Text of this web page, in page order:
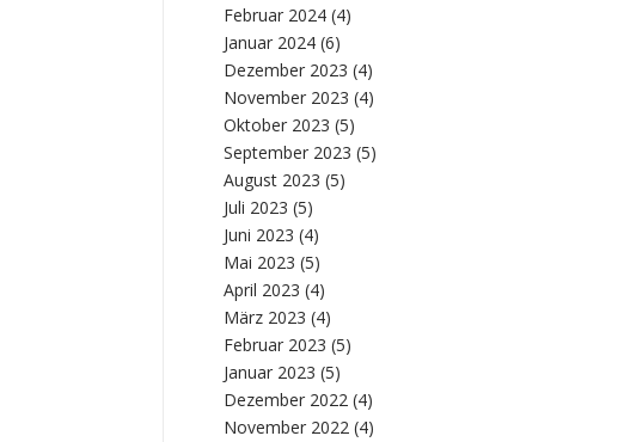
Februar 2024 (4)
Januar 2024 (6)
Dezember 2023 (4)
November 2023 (4)
Oktober 2023 (5)
September 2023 (5)
August 2023 (5)
Juli 2023 (5)
Juni 2023 (4)
Mai 2023 (5)
April 2023 (4)
März 2023 (4)
Februar 2023 (5)
Januar 2023 (5)
Dezember 2022 (4)
November 2022 (4)